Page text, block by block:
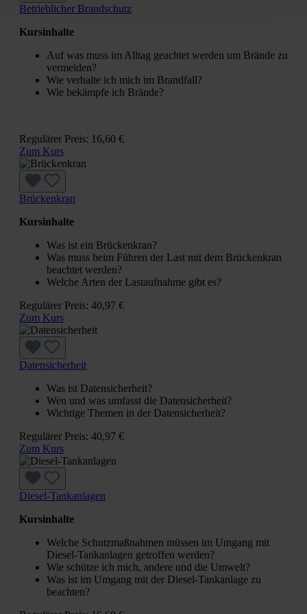
Betrieblicher Brandschutz
Kursinhalte
Auf was muss im Alltag geachtet werden um Brände zu
vermeiden?
Wie verhalte ich mich im Brandfall?
Wie bekämpfe ich Brände?
Regulärer Preis: 16,60 €
Zum Kurs
Brückenkran
Kursinhalte
Was ist ein Brückenkran?
Was muss beim Führen der Last mit dem Brückenkran
beachtet werden?
Welche Arten der Lastaufnahme gibt es?
Regulärer Preis: 40,97 €
Zum Kurs
Datensicherheit
Was ist Datensicherheit?
Wen und was umfasst die Datensicherheit?
Wichtige Themen in der Datensicherheit?
Regulärer Preis: 40,97 €
Zum Kurs
Diesel-Tankanlagen
Kursinhalte
Welche Schutzmaßnahmen müssen im Umgang mit
Diesel-Tankanlagen getroffen werden?
Wie schütze ich mich, andere und die Umwelt?
Was ist im Umgang mit der Diesel-Tankanlage zu
beachten?